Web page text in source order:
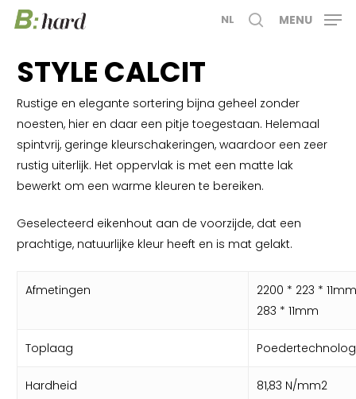
Skip
content
NL MENU
STYLE CALCIT
Rustige en elegante sortering bijna geheel zonder
noesten, hier en daar een pitje toegestaan. Helemaal
spintvrij, geringe kleurschakeringen, waardoor een zeer
rustig uiterlijk. Het oppervlak is met een matte lak
bewerkt om een warme kleuren te bereiken.
Geselecteerd eikenhout aan de voorzijde, dat een
prachtige, natuurlijke kleur heeft en is mat gelakt.
Afmetingen
2200 * 223 *
283 * 11mm
Toplaag
Hardheid 81,83 N/mm2